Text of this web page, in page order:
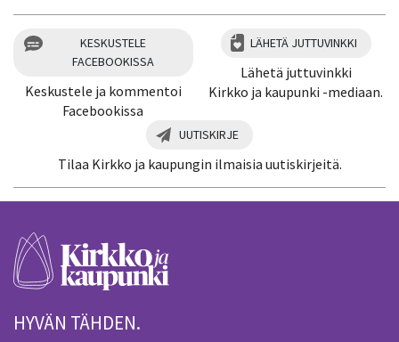
KESKUSTELE
FACEBOOKISSA
Keskustele ja kommentoi
Facebookissa
LÄHETÄ JUTTUVINKKI
Lähetä juttuvinkki
Kirkko ja kaupunki -mediaan.
UUTISKIRJE
Tilaa Kirkko ja kaupungin ilmaisia uutiskirjeitä.
HYVÄN TÄHDEN.